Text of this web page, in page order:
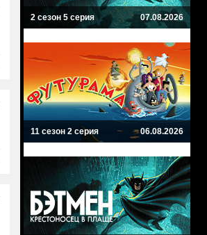
2 сезон 5 серия 07.08.2026
11 сезон 2 серия 06.08.2026